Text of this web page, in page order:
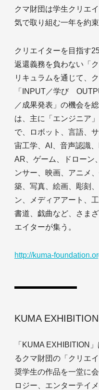
クマ財団は学生クリエ
気で取り組む一年を約束
クリエイターを目指す
返還義務を負わない「
リキュラムを通じて、
「INPUT／学び
／成果発表」の機会を
は、主に「エンジニア
で、ロボット、言語、
宙工学、AI、音声認識
AR、ゲーム、ドローン
ンサー、映画、アニメ
築、写真、絵画、彫刻
ン、メディアアート、
書道、戯曲など、さま
エイターが集う。
http://kuma-
KUMA
「KUMA EXHIBITION
るクマ財団の「クリエ
奨学生の作品を一堂に
ロジー、エンターテイ